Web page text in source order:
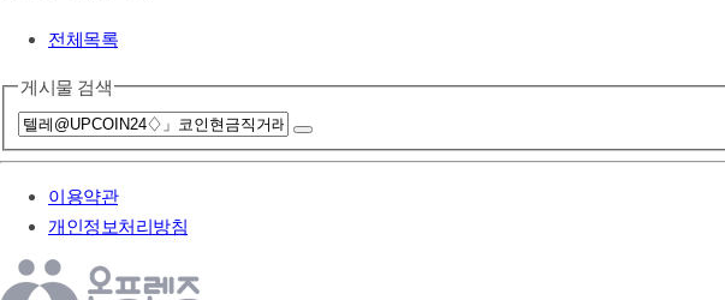
전체목록
게시물 검색
이용약관
개인정보처리방침